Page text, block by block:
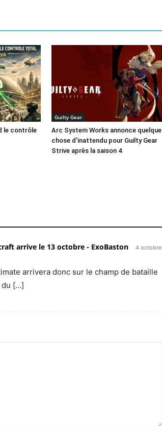
le contrôle
Guilty Gear
Arc System Works annonce quelque
chose d’inattendu pour Guilty Gear
Strive après la saison 4
arrive le 13 octobre - ExoBaston
4 octobre
arrivera donc sur le champ de bataille
du […]